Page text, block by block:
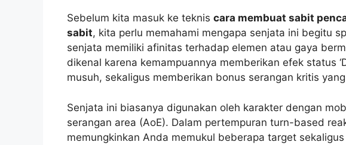
Sebelum kita masuk ke teknis cara membuat sabit
sabit, kita perlu memahami mengapa senjata ini begitu
senjata memiliki afinitas terhadap elemen atau gaya
dikenal karena kemampuannya memberikan efek status
musuh, sekaligus memberikan bonus serangan kritis
Senjata ini biasanya digunakan oleh karakter dengan
serangan area (AoE). Dalam pertempuran turn-based
memungkinkan Anda memukul beberapa target